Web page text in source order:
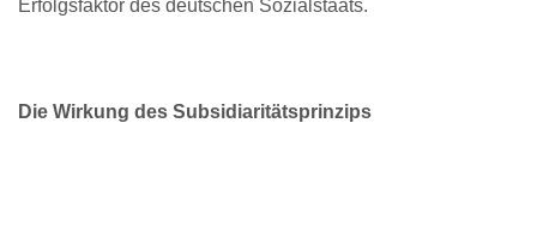
Erfolgsfaktor des deutschen Sozialstaats.
Die Wirkung des Subsidiaritätsprinzips